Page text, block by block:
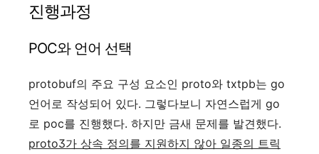
진행과정
POC와 언어 선택
protobuf의 주요 구성 요소인 proto와 txtpb는 go
언어로 작성되어 있다. 그렇다보니 자연스럽게 go
로 poc를 진행했다. 하지만 금새 문제를 발견했다.
proto3가 상속 정의를 지원하지 않아 일종의 트릭